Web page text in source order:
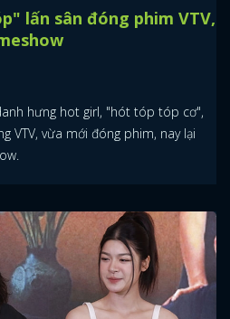
lấn sân đóng phim VTV,
hưng hot girl, "hót tóp tóp cơ",
VTV, vừa mới đóng phim, nay lại